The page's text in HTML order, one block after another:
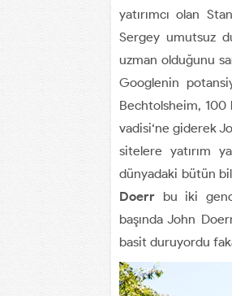
yatırımcı olan
Sergey umutsuz
uzman olduğunu
Googlenin
Bechtolsheim, 100
vadisi‘ne giderek
sitelere yatırım
dünyadaki bütün
Doerr bu iki
başında John
basit duruyordu